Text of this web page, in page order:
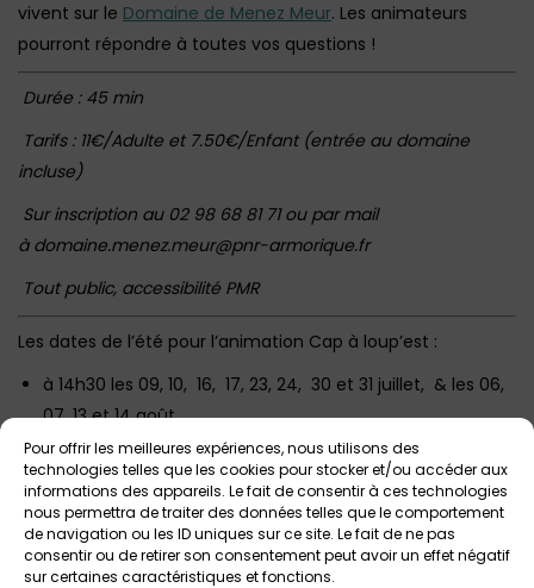
Pour offrir les meilleures expériences, nous utilisons des
technologies telles que les cookies pour stocker et/ou accéder aux
informations des appareils. Le fait de consentir à ces technologies
nous permettra de traiter des données telles que le comportement
de navigation ou les ID uniques sur ce site. Le fait de ne pas
consentir ou de retirer son consentement peut avoir un effet négatif
sur certaines caractéristiques et fonctions.
vivent sur le Domaine de Menez Meur. Les animateurs
pourront répondre à toutes vos questions !
Durée : 45 min
Tarifs : 11€/Adulte et 7.50€/Enfant (entrée au domaine
incluse)
Sur inscription au 02 98 68 81 71 ou par mail
à domaine.menez.meur@pnr-armorique.fr
Tout public, accessibilité PMR
Les dates de l’été pour l’animation Cap à loup’est :
à 14h30 les 09, 10, 16, 17, 23, 24, 30 et 31 juillet, & les 06,
07, 13 et 14 août
à 16h les 10, 17, 24, 31 juillet, & les 07, 14, 18, 21, 27 et 28
août